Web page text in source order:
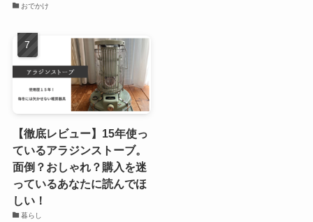
おでかけ
【徹底レビュー】15年使っ
ているアラジンストーブ。
面倒？おしゃれ？購入を迷
っているあなたに読んでほ
しい！
暮らし